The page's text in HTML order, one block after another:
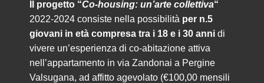
Il progetto “Co-housing: un’arte collettiva“
2022-2024 consiste nella possibilità per n.5
giovani in età compresa tra i 18 e i 30 anni di
vivere un’esperienza di co-abitazione attiva
nell’appartamento in via Zandonai a Pergine
Valsugana, ad affitto agevolato (€100,00 mensili